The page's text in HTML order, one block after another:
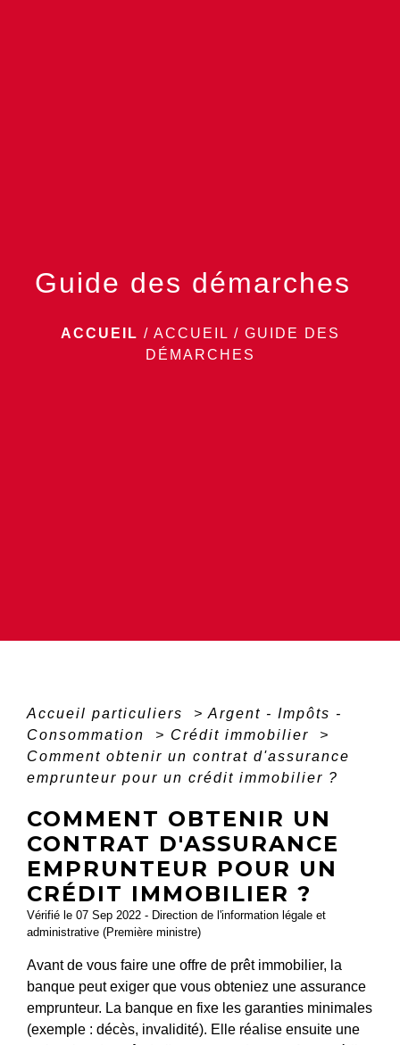
Guide des démarches
ACCUEIL / ACCUEIL / GUIDE DES
DÉMARCHES
Accueil particuliers > Argent - Impôts -
Consommation
> Crédit immobilier
>
Comment obtenir un contrat d'assurance
emprunteur pour un crédit immobilier ?
COMMENT OBTENIR UN
CONTRAT D'ASSURANCE
EMPRUNTEUR POUR UN
CRÉDIT IMMOBILIER ?
Vérifié le 07 Sep 2022 - Direction de l'information légale et
administrative (Première ministre)
Avant de vous faire une offre de prêt immobilier, la
banque peut exiger que vous obteniez une assurance
emprunteur. La banque en fixe les garanties minimales
(exemple : décès, invalidité). Elle réalise ensuite une